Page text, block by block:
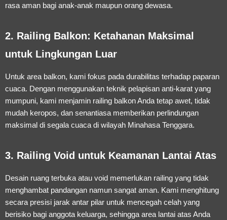
rasa aman bagi anak-anak maupun orang dewasa.
2. Railing Balkon: Ketahanan Maksimal
untuk Lingkungan Luar
Untuk area balkon, kami fokus pada durabilitas terhadap paparan
cuaca. Dengan menggunakan teknik pelapisan anti-karat yang
mumpuni, kami menjamin railing balkon Anda tetap awet, tidak
mudah keropos, dan senantiasa memberikan perlindungan
maksimal di segala cuaca di wilayah Minahasa Tenggara.
3. Railing Void untuk Keamanan Lantai Atas
Desain ruang terbuka atau void memerlukan railing yang tidak
menghambat pandangan namun sangat aman. Kami menghitung
secara presisi jarak antar pilar untuk mencegah celah yang
berisiko bagi anggota keluarga, sehingga area lantai atas Anda